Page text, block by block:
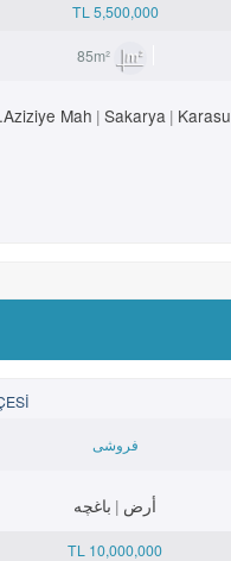
5,500,000 TL
85m²
Sakarya Karasu
Aziziye Mah.
فروشی
أرض باغچه
10,000,000 TL